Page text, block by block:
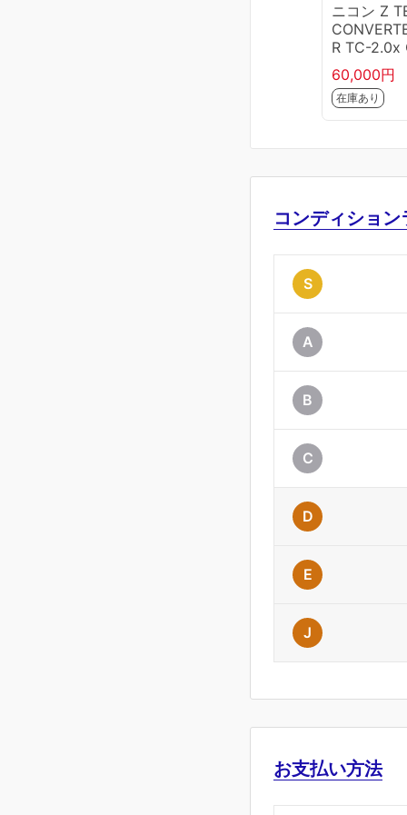
ニコン Z
R TC-2.0x
01-
6D
60,000円
在庫あり
コンディション
S
A
B
C
D
E
J
お支払い方法